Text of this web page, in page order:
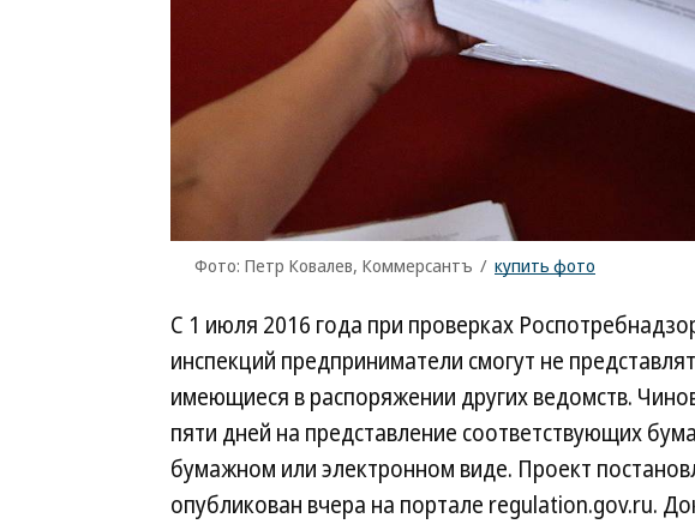
Фото: Петр Ковалев, Коммерсантъ / купить фото
С 1 июля 2016 года при проверках
инспекций предприниматели смогут не
имеющиеся в распоряжении других ведомств.
пяти дней на представление соответствующих
бумажном или электронном виде. Проект
опубликован вчера на портале regulation.gov.ru.